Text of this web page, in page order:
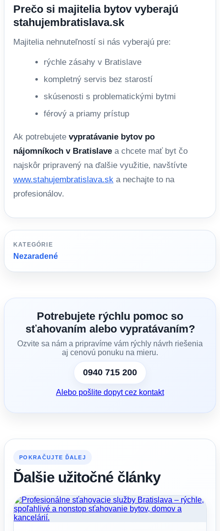
Prečo si majitelia bytov vyberajú
stahujembratislava.sk
Majitelia nehnuteľností si nás vyberajú pre:
rýchle zásahy v Bratislave
kompletný servis bez starostí
skúsenosti s problematickými bytmi
férový a priamy prístup
Ak potrebujete vypratávanie bytov po
nájomníkoch v Bratislave a chcete mať byt čo
najskôr pripravený na ďalšie využitie, navštívte
www.stahujembratislava.sk a nechajte to na
profesionálov.
KATEGÓRIE
Nezaradené
Potrebujete rýchlu pomoc so
sťahovaním alebo vypratávaním?
Ozvite sa nám a pripravíme vám rýchly návrh riešenia
aj cenovú ponuku na mieru.
0940 715 200
Alebo pošlite dopyt cez kontakt
POKRAČUJTE ĎALEJ
Ďalšie užitočné články